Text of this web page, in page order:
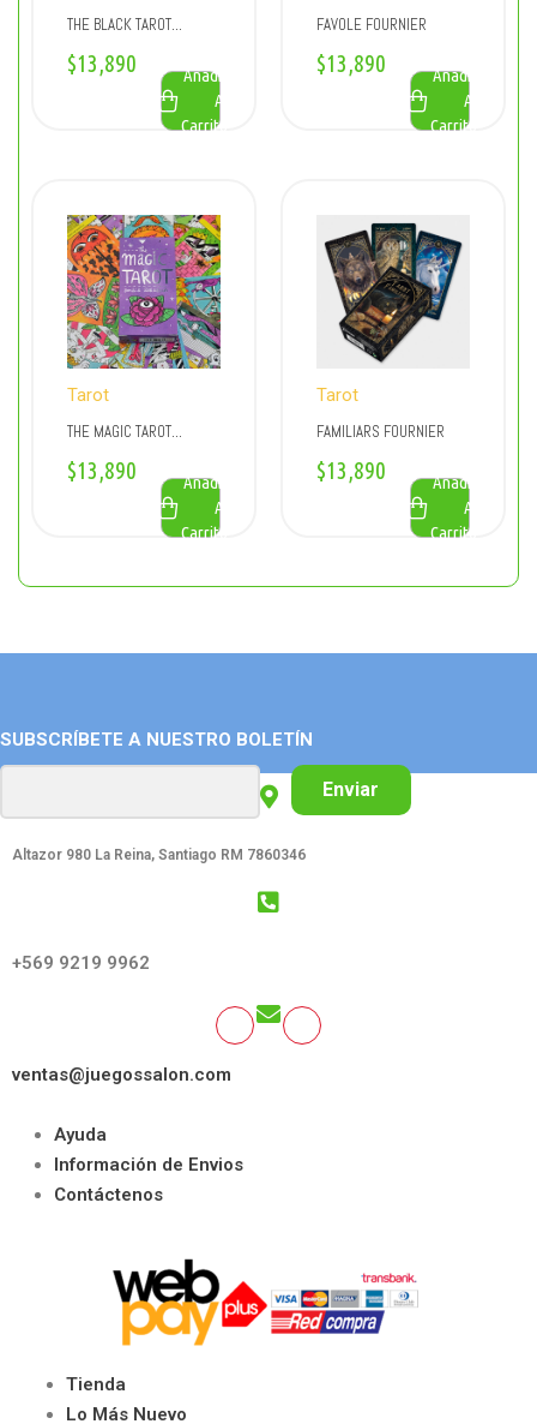
THE BLACK TAROT
FOURNIER
$13,890
Añadir
Al
Carrito
FAVOLE FOURNIER
$13,890
Añadir
Al
Carrito
Tarot
THE MAGIC TAROT
FOURNIER
$13,890
Añadir
Al
Carrito
Tarot
FAMILIARS FOURNIER
$13,890
Añadir
Al
Carrito
SUBSCRÍBETE A NUESTRO BOLETÍN
Enviar
Altazor 980 La Reina, Santiago RM 7860346
+569 9219 9962
ventas@juegossalon.com
Ayuda
Información de Envios
Contáctenos
Tienda
Lo Más Nuevo